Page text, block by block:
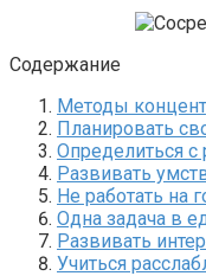
Содержание
Методы
Планировать
Определиться
Развивать
Не работать на
Одна задача в
Развивать
Учиться